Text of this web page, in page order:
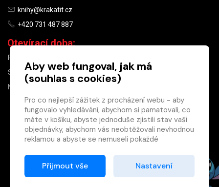
×
Máte u nás již
registrovaný
účet?
Registrací získáte slevu
na zboží ve výši 15 %
knihy@krakatit.cz
+420 731 487 887
Otevírací doba:
PO–PÁ
SO
10:00–13:00
NE
Aby web fungoval, jak má
(souhlas s cookies)
Pro co nejlepší zážitek z procházení webu - aby
fungovalo vyhledávání, abychom si pamatovali, co
máte v košíku, abyste jednoduše zjistili stav vaší
objednávky, abychom vás neobtěžovali nevhodnou
reklamou a abyste se nemuseli pokaždé
Proto od vás potřebujeme souhlas se
zpracováním souborů cookies
Přijmout vše Nastavení